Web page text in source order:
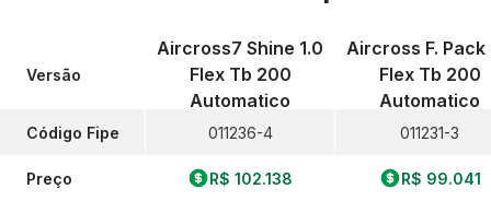
Versão
Código Fipe
Preço
Aircross7 Shine 1.0
Flex Tb 200
Automatico
011236-4
R$ 102.138
Aircross F. Pack
Flex Tb 200
Automatico
011231-3
R$ 99.041